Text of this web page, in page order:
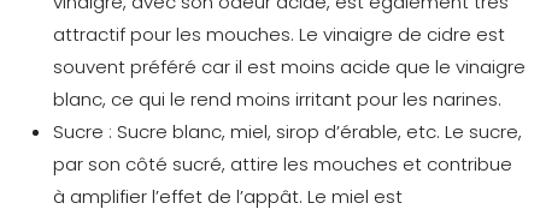
attractif pour les mouches. Le vinaigre de cidre est
souvent préféré car il est moins acide que le vinaigre
blanc, ce qui le rend moins irritant pour les narines.
Sucre : Sucre blanc, miel, sirop d’érable, etc. Le sucre,
par son côté sucré, attire les mouches et contribue
à amplifier l’effet de l’appât. Le miel est